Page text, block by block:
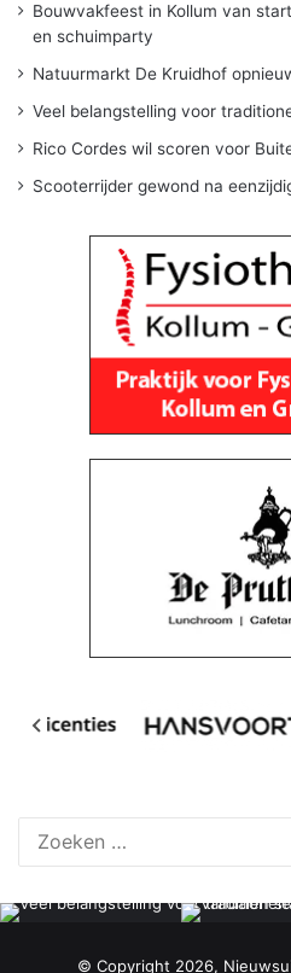
Bouwvakfeest in Kollum van
en schuimparty
Natuurmarkt De Kruidhof
Veel belangstelling voor
Rico Cordes wil scoren voor
Scooterrijder gewond na
© Copyright 2026,